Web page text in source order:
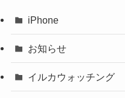
iPhone
お知らせ
イルカウォッチング